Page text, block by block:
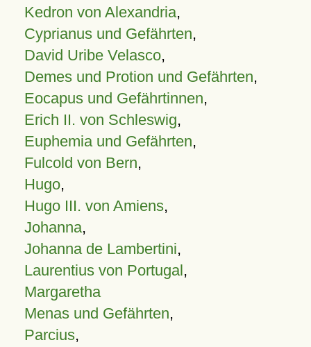
Kedron von Alexandria,
Cyprianus und Gefährten,
David Uribe Velasco,
Demes und Protion und Gefährten,
Eocapus und Gefährtinnen,
Erich II. von Schleswig,
Euphemia und Gefährten,
Fulcold von Bern,
Hugo,
Hugo III. von Amiens,
Johanna,
Johanna de Lambertini,
Laurentius von Portugal,
Margaretha
Menas und Gefährten,
Parcius,